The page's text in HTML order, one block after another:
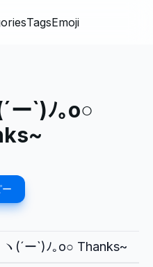
TagsEmoji
ー`)ﾉ｡o○
ー
ヽ(´ー`)ﾉ｡o○ Thanks~